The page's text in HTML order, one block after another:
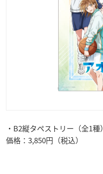
・B2縦タペストリー（全1種）
価格：3,850円（税込）